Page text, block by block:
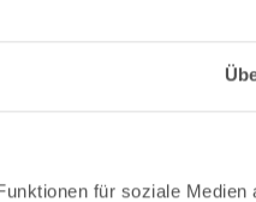
für soziale Medien